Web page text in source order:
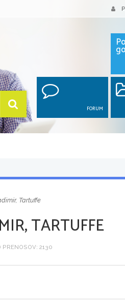
FORUM
Tartuffe
TARTUFFE
PRENOSOV: 2130